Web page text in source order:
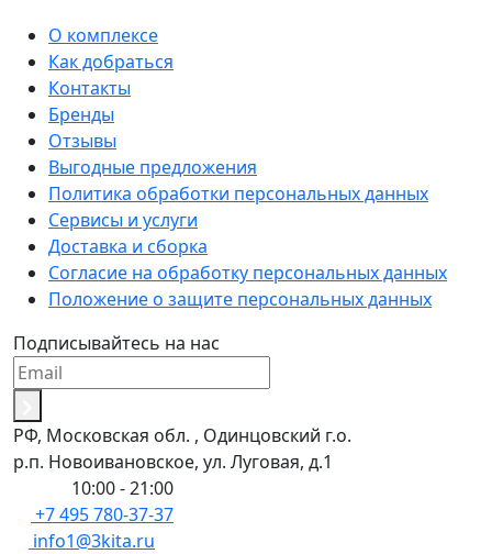
О комплексе
Как добраться
Контакты
Бренды
Отзывы
Выгодные предложения
Политика обработки персональных данных
Сервисы и услуги
Доставка и сборка
Согласие на обработку персональных данных
Положение о защите персональных данных
Подписывайтесь на нас
РФ, Московская обл. , Одинцовский г.о.
р.п. Новоивановское, ул. Луговая, д.1
10:00 - 21:00
+7 495 780-37-37
info1@3kita.ru